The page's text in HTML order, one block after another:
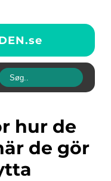
se
de gör